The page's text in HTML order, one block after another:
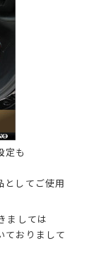
定も
としてご使用
ましては
ておりまして